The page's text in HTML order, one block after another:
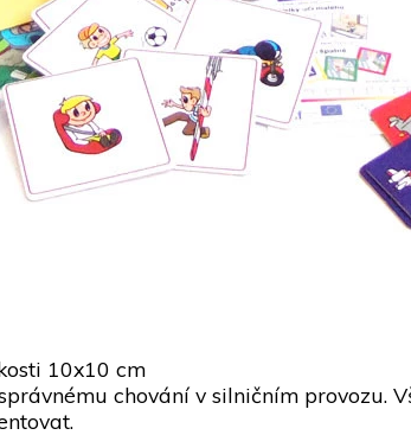
10x10 cm
chování v silničním provozu.